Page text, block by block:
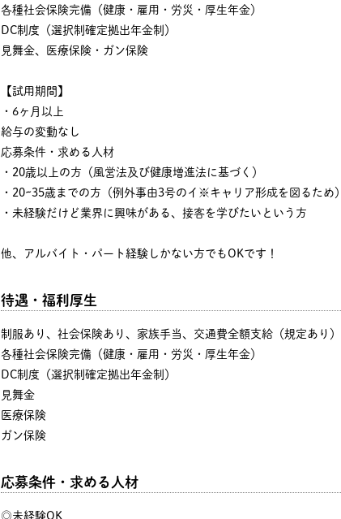
各種社会保険完備（健康・雇用・労災・厚生年金）
DC制度（選択制確定拠出年金制）
見舞金、医療保険・ガン保険
【試用期間】
・6ヶ⽉以上
給与の変動なし
応募条件・求める人材
・20歳以上の方（風営法及び健康増進法に基づく）
・20~35歳までの方（例外事由3号のイ※キャリア形成を図るため）
・未経験だけど業界に興味がある、接客を学びたいという方
他、アルバイト・パート経験しかない方でもOKです！
待遇・福利厚生
制服あり、社会保険あり、家族手当、交通費全額支給（規定あり）
各種社会保険完備（健康・雇用・労災・厚生年金）
DC制度（選択制確定拠出年金制）
見舞金
医療保険
ガン保険
応募条件・求める人材
◎未経験OK